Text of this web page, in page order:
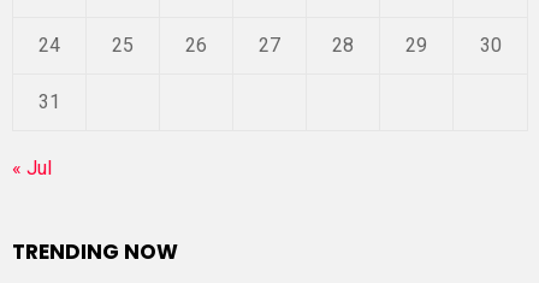
24 25 26 27 28 29 30
31
« Jul
TRENDING NOW